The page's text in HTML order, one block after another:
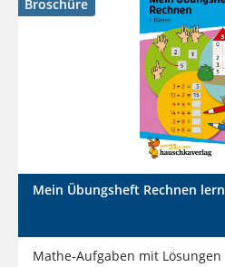
Broschüre
Mein Übungsheft Rechnen
Mathe-Aufgaben mit